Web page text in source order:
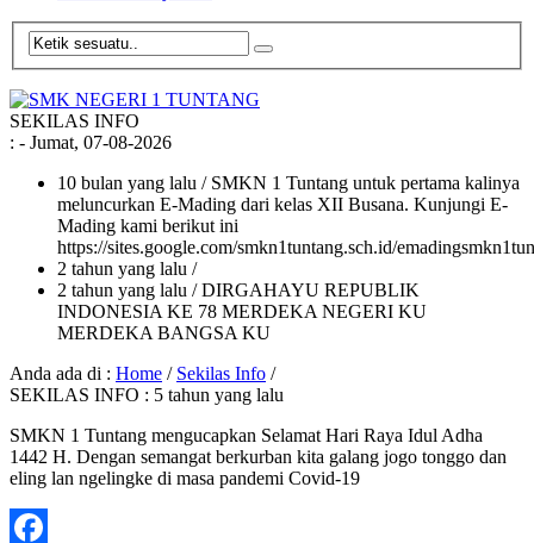
SEKILAS INFO
: - Jumat, 07-08-2026
10 bulan yang lalu / SMKN 1 Tuntang untuk pertama kalinya
meluncurkan E-Mading dari kelas XII Busana. Kunjungi E-
Mading kami berikut ini
https://sites.google.com/smkn1tuntang.sch.id/
2 tahun yang lalu /
2 tahun yang lalu / DIRGAHAYU REPUBLIK
INDONESIA KE 78 MERDEKA NEGERI KU
MERDEKA BANGSA KU
Anda ada di : Home / Sekilas Info /
SEKILAS INFO : 5 tahun yang lalu
SMKN 1 Tuntang mengucapkan Selamat Hari Raya Idul Adha
1442 H. Dengan semangat berkurban kita galang jogo tonggo dan
eling lan ngelingke di masa pandemi Covid-19